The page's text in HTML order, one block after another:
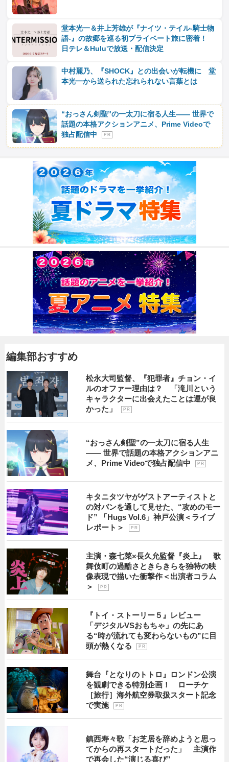
堂本光一＆井上芳雄が『ナイツ・テイル‐騎士物
語‐』の故郷を巡る初プライベート旅に密着！
日テレ＆Huluで放送・配信決定
中村麗乃、『SHOCK』との出会いが転機に 堂
本光一から送られた忘れられない言葉とは
“おっさん剣聖”の一太刀に宿る人生―― 世界で
話題の本格アクションアニメ、Prime Videoで
独占配信中
P R
編集部おすすめ
松永大司監督、『犯罪者』チョン・イ
ルのオファー理由は？ 「滝川という
キャラクターに出会えたことは運が良
かった」
P R
“おっさん剣聖”の一太刀に宿る人生
―― 世界で話題の本格アクションアニ
メ、Prime Videoで独占配信中
P R
キタニタツヤがゲストアーティストと
の対バンを通して見せた、“攻めのモー
ド” 「Hugs Vol.6」神戸公演＜ライブ
レポート＞
P R
主演・森七菜×長久允監督『炎上』 歌
舞伎町の過酷さときらきらを独特の映
像表現で描いた衝撃作＜出演者コラム
＞
P R
『トイ・ストーリー５』レビュー
「デジタルVSおもちゃ」の先にあ
る“時が流れても変わらないもの”に目
頭が熱くなる
P R
舞台『となりのトトロ』ロンドン公演
を観劇できる特別企画！ ローチケ
［旅行］海外航空券取扱スタート記念
で実施
P R
鎮西寿々歌「お芝居を辞めようと思っ
てからの再スタートだった」 主演作
で再会した“演じる喜び”